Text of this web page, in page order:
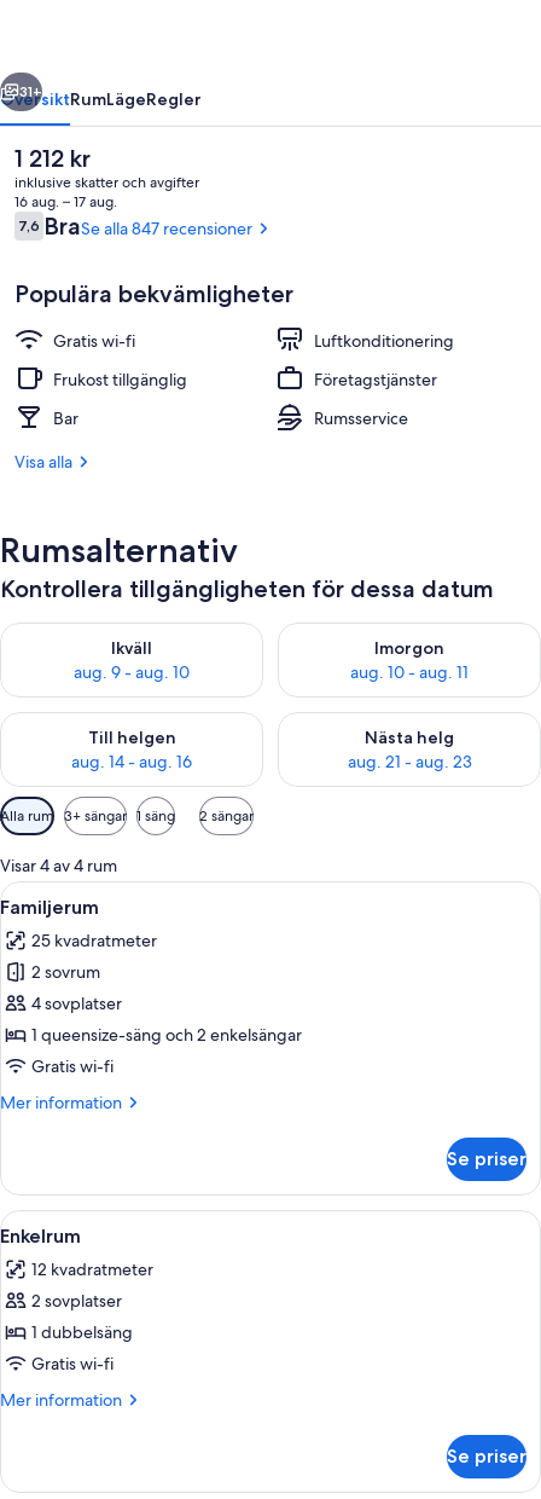
Restaurang
Nästa
31+
ÖversiktRumLägeRegler
Det
nuvarande
priset
är
1 212 kr
1 212 kr
inklusive skatter och avgifter
16 aug. – 17 aug.
Recensioner
7,67,6 av 10,
BraSe alla 847 recensioner
Populära bekvämligheter
Gratis wi-fi
Luftkonditionering
Frukost tillgänglig
Företagstjänster
Bar
Rumsservice
Visa alla
Rumsalternativ
Kontrollera tillgängligheten för dessa datum
Ikväll
aug. 9 - aug. 10
Kontrollera tillgängligheten för ikväll aug. 9 - aug. 10
Imorgon
aug. 10 - aug. 11
Kontrollera tillgängligheten
Till helgen
aug. 14 - aug. 16
Kontrollera tillgängligheten för den här helgen aug. 14 - aug.
Nästa helg
aug. 21 - aug. 23
Kontrollera tillgängligheten
Tillgängliga
filter
för
rum
Alla rum 3+ sängar 1 säng 2 sängar
Visar 4 av 4 rum
Öppna
alla
foton
för
Familjerum
Ett hotellrum med en stor säng, två
6
Familjerum
25 kvadratmeter
2 sovrum
4 sovplatser
1 queensize-säng och 2 enkelsängar
Gratis wi-fi
Mer information
Mer
Se priser
Öppna
alla
foton
för
Enkelrum
Ett sovrum med en stor säng, två
7
Enkelrum
12 kvadratmeter
2 sovplatser
1 dubbelsäng
Gratis wi-fi
Mer information
Mer
Se priser